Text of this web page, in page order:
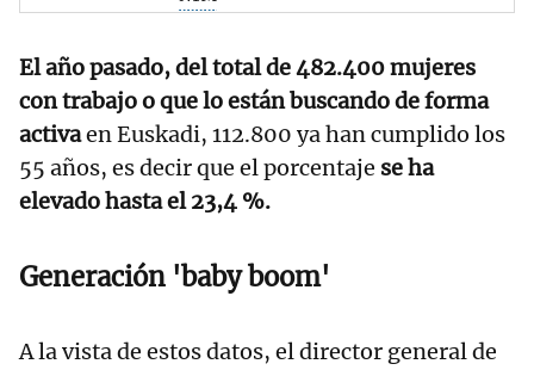
El año pasado, del total de 482.400 mujeres
con trabajo o que lo están buscando de forma
activaen Euskadi, 112.800 ya han cumplido los
55 años, es decir que el porcentaje se ha
elevado hasta el 23,4 %.
Generación 'baby boom'
A la vista de estos datos, el director general de